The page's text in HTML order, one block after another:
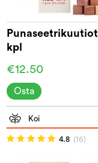
kpl
€12.50
Osta
Koi
4.8 (16)